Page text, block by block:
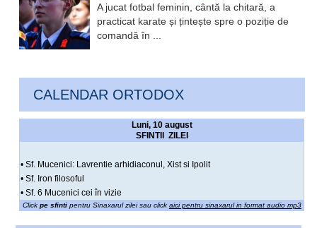
A jucat fotbal feminin, cântă la chitară, a
practicat karate și țintește spre o poziție de
comandă în ...
CALENDAR ORTODOX
Luni, 10 august
SFINTII ZILEI
• Sf. Mucenici: Lavrentie arhidiaconul, Xist si Ipolit
• Sf. Iron filosoful
• Sf. 6 Mucenici cei în vizie
Click pe sfintipentru Sinaxarul zilei sau click aici pentru sinaxarul in format audio mp3